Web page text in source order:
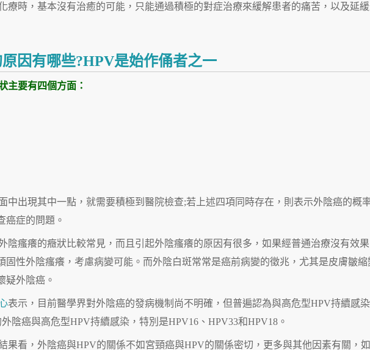
療時，基本沒有治癒的可能，只能通過積極的對症治療來緩解患者的痛苦，以及延
因有哪些?HPV是始作俑者之一
主要有四個方面：
中出現其中一點，就需要積極到醫院檢查;若上述四項同時存在，則表示外陰癌的概
癌症的問題。
陰瘙癢的癥狀比較常見，而且引起外陰瘙癢的原因有很多，如果經普通治療沒有效果
固性外陰瘙癢，考慮病變可能。而外陰白斑常常是癌前病變的徵兆，尤其是皮膚皺縮
疑外陰癌。
表示，目前醫學界對外陰癌的發病機制尚不明確，但普遍認為與高危型HPV持續感染
陰癌與高危型HPV持續感染，特別是HPV16、HPV33和HPV18。
果看，外陰癌與HPV的關係不如宮頸癌與HPV的關係密切，更多與其他因素有關，如